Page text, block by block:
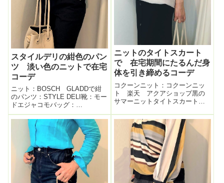
スタイルデリの紺色のパン
ツ 淡い色のニットで在宅
コーデ
ニット：BOSCH GLADDで紺
のパンツ：STYLE DELI靴：モー
ドエジャコモバッグ：
Baginning ２WAY 巾着 本革
ハンドバッグ今日もまとめ髪。
ゴムで結わえない長さでも、バ
ンスクリップはまとまるので便
利。足元。キラキラなおじ...
ニットのタイトスカート
で 在宅期間にたるんだ身
体を引き締めるコーデ
コクーンニット：コクーンニッ
ト 楽天 アクアショップ黒の
サマーニットタイトスカート：
（※ニットのセットアップのス
カートだけを着用）バッグ：
Baginning ２WAY 巾着 本革
ハンドバッグサン...